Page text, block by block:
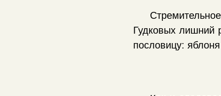
Гудковых лишний
пословицу: